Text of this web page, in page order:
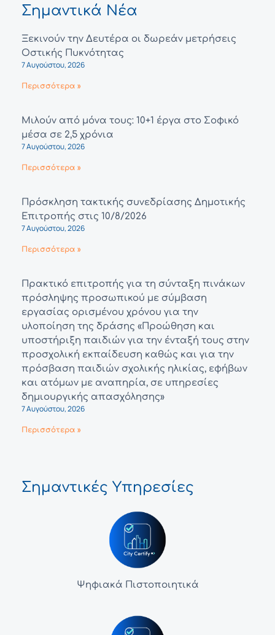
Σημαντικά Νέα
Ξεκινούν την Δευτέρα οι δωρεάν μετρήσεις
Οστικής Πυκνότητας
7 Αυγούστου, 2026
Περισσότερα »
Μιλούν από μόνα τους: 10+1 έργα στο Σοφικό
μέσα σε 2,5 χρόνια
7 Αυγούστου, 2026
Περισσότερα »
Πρόσκληση τακτικής συνεδρίασης Δημοτικής
Επιτροπής στις 10/8/2026
7 Αυγούστου, 2026
Περισσότερα »
Πρακτικό επιτροπής για τη σύνταξη πινάκων
πρόσληψης προσωπικού με σύμβαση
εργασίας ορισμένου χρόνου για την
υλοποίηση της δράσης «Προώθηση και
υποστήριξη παιδιών για την ένταξή τους στην
προσχολική εκπαίδευση καθώς και για την
πρόσβαση παιδιών σχολικής ηλικίας, εφήβων
και ατόμων με αναπηρία, σε υπηρεσίες
δημιουργικής απασχόλησης»
7 Αυγούστου, 2026
Περισσότερα »
Σημαντικές Υπηρεσίες
Ψηφιακά Πιστοποιητικά